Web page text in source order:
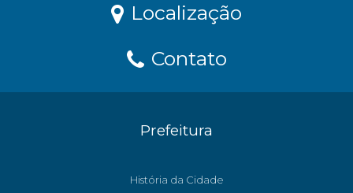
Localização
Contato
Prefeitura
História da Cidade